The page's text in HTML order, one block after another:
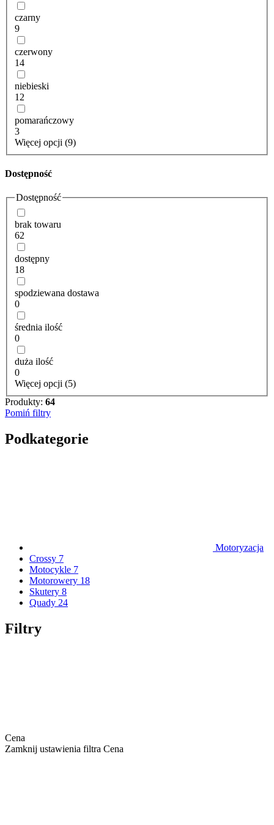
czarny
9
czerwony
14
niebieski
12
pomarańczowy
3
Więcej opcji (9)
Dostępność
Dostępność
brak towaru
62
dostępny
18
spodziewana dostawa
0
średnia ilość
0
duża ilość
0
Więcej opcji (5)
Produkty: 64
Pomiń filtry
Podkategorie
Motoryzacja
Crossy 7
Motocykle 7
Motorowery 18
Skutery 8
Quady 24
Filtry
Cena
Zamknij ustawienia filtra Cena